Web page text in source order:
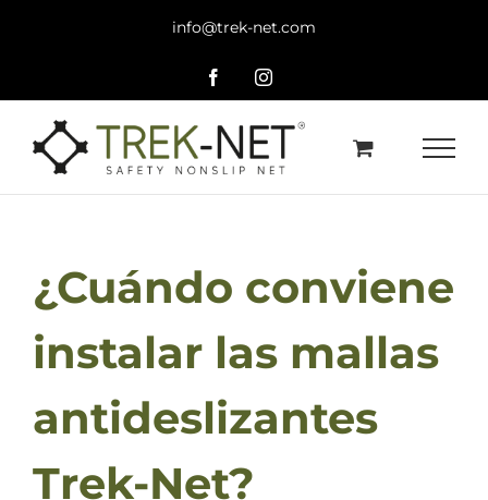
info@trek-net.com
FacebookInstagram
¿Cuándo conviene
instalar las mallas
antideslizantes
Trek-Net?